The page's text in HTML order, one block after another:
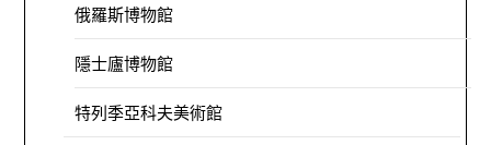
俄羅斯博物館
隱士廬博物館
特列季亞科夫美術館